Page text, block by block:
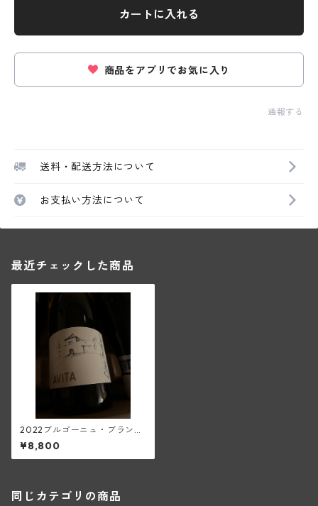
カートに入れる
商品をアプリでお気に入り
通報する
送料・配送方法について
お支払い方法について
最近チェックした商品
2022ブルゴーニュ・ブラン・
トネール・アヴィタ(アラン・
マティアス)
¥8,800
同じカテゴリの商品